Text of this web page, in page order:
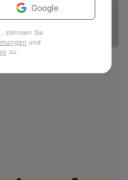
Google
stimmen Sie
und
zu.